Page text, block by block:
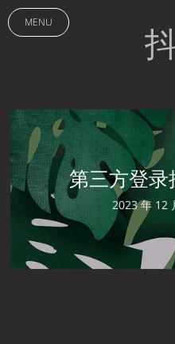
MENU
第三方登
2023 年 12